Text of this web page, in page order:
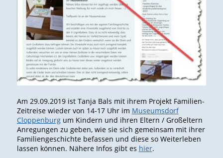
Am 29.09.2019 ist Tanja Bals mit ihrem Projekt Familien-
Zeitreise wieder von 14-17 Uhr im Museumsdorf
Cloppenburgum Kindern und ihren Eltern / Großeltern
Anregungen zu geben, wie sie sich gemeinsam mit ihrer
Familiengeschichte befassen und diese so Weiterleben
lassen können. Nähere Infos gibt es hier.